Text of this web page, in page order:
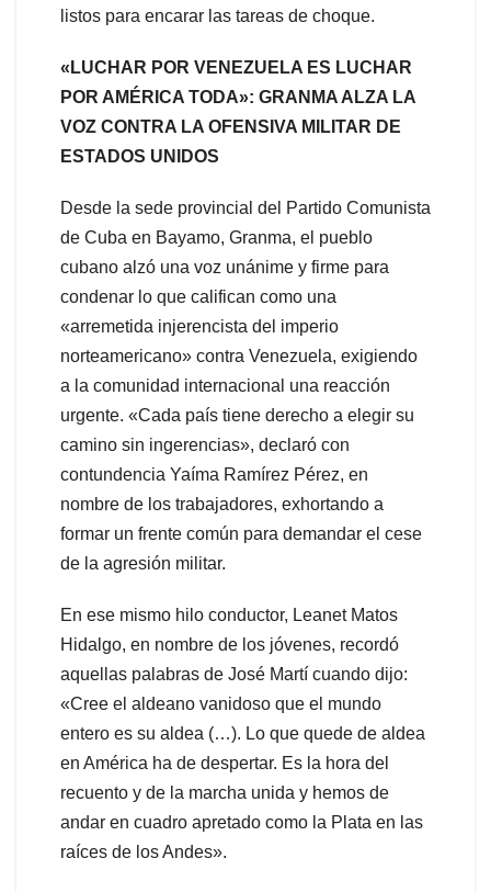
listos para encarar las tareas de choque.
«LUCHAR POR VENEZUELA ES LUCHAR
POR AMÉRICA TODA»: GRANMA ALZA LA
VOZ CONTRA LA OFENSIVA MILITAR DE
ESTADOS UNIDOS
Desde la sede provincial del Partido Comunista
de Cuba en Bayamo, Granma, el pueblo
cubano alzó una voz unánime y firme para
condenar lo que califican como una
«arremetida injerencista del imperio
norteamericano» contra Venezuela, exigiendo
a la comunidad internacional una reacción
urgente. «Cada país tiene derecho a elegir su
camino sin ingerencias», declaró con
contundencia Yaíma Ramírez Pérez, en
nombre de los trabajadores, exhortando a
formar un frente común para demandar el cese
de la agresión militar.
En ese mismo hilo conductor, Leanet Matos
Hidalgo, en nombre de los jóvenes, recordó
aquellas palabras de José Martí cuando dijo:
«Cree el aldeano vanidoso que el mundo
entero es su aldea (…). Lo que quede de aldea
en América ha de despertar. Es la hora del
recuento y de la marcha unida y hemos de
andar en cuadro apretado como la Plata en las
raíces de los Andes».